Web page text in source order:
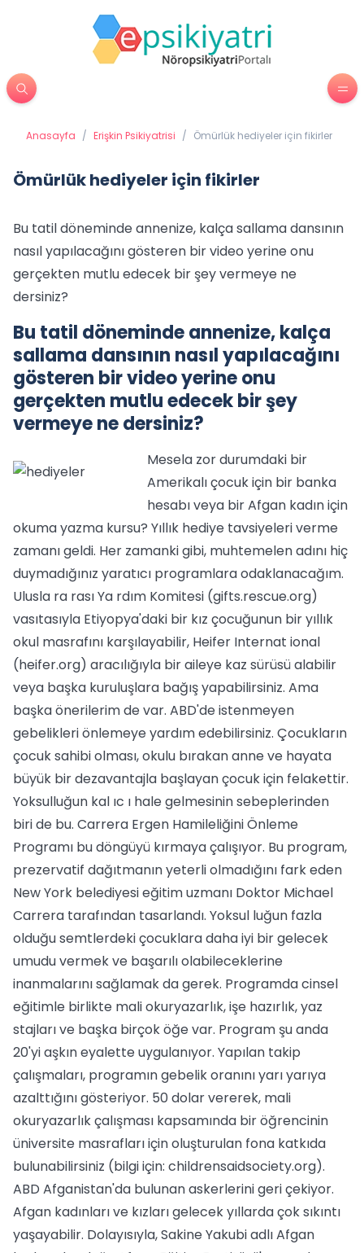
Anasayfa / Erişkin Psikiyatrisi / Ömürlük hediyeler için fikirler
Ömürlük hediyeler için fikirler
Bu tatil döneminde annenize, kalça sallama dansının
nasıl yapılacağını gösteren bir video yerine onu
gerçekten mutlu edecek bir şey vermeye ne
dersiniz?
Bu tatil döneminde annenize, kalça
sallama dansının nasıl yapılacağını
gösteren bir video yerine onu
gerçekten mutlu edecek bir şey
vermeye ne dersiniz?
Mesela zor durumdaki bir
Amerikalı çocuk için bir banka
hesabı veya bir Afgan kadın için
okuma yazma kursu? Yıllık hediye tavsiyeleri verme
zamanı geldi. Her zamanki gibi, muhtemelen adını hiç
duymadığınız yaratıcı programlara odaklanacağım.
Ulusla ra rası Ya rdım Komitesi (gifts.rescue.org)
vasıtasıyla Etiyopya'daki bir kız çocuğunun bir yıllık
okul masrafını karşılayabilir, Heifer Internat ional
(heifer.org) aracılığıyla bir aileye kaz sürüsü alabilir
veya başka kuruluşlara bağış yapabilirsiniz. Ama
başka önerilerim de var. ABD'de istenmeyen
gebelikleri önlemeye yardım edebilirsiniz. Çocukların
çocuk sahibi olması, okulu bırakan anne ve hayata
büyük bir dezavantajla başlayan çocuk için felakettir.
Yoksulluğun kal ıc ı hale gelmesinin sebeplerinden
biri de bu. Carrera Ergen Hamileliğini Önleme
Programı bu döngüyü kırmaya çalışıyor. Bu program,
prezervatif dağıtmanın yeterli olmadığını fark eden
New York belediyesi eğitim uzmanı Doktor Michael
Carrera tarafından tasarlandı. Yoksul luğun fazla
olduğu semtlerdeki çocuklara daha iyi bir gelecek
umudu vermek ve başarılı olabileceklerine
inanmalarını sağlamak da gerek. Programda cinsel
eğitimle birlikte mali okuryazarlık, işe hazırlık, yaz
stajları ve başka birçok öğe var. Program şu anda
20'yi aşkın eyalette uygulanıyor. Yapılan takip
çalışmaları, programın gebelik oranını yarı yarıya
azalttığını gösteriyor. 50 dolar vererek, mali
okuryazarlık çalışması kapsamında bir öğrencinin
üniversite masrafları için oluşturulan fona katkıda
bulunabilirsiniz (bilgi için: childrensaidsociety.org).
ABD Afganistan'da bulunan askerlerini geri çekiyor.
Afgan kadınları ve kızları gelecek yıllarda çok sıkıntı
yaşayabilir. Dolayısıyla, Sakine Yakubi adlı Afgan